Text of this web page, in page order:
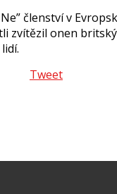
členství v
zvítězil onen
Tweet